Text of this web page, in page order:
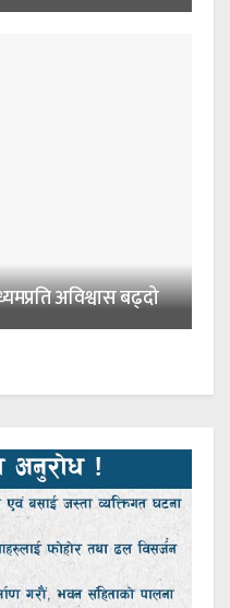
अविश्वास बढ्दो